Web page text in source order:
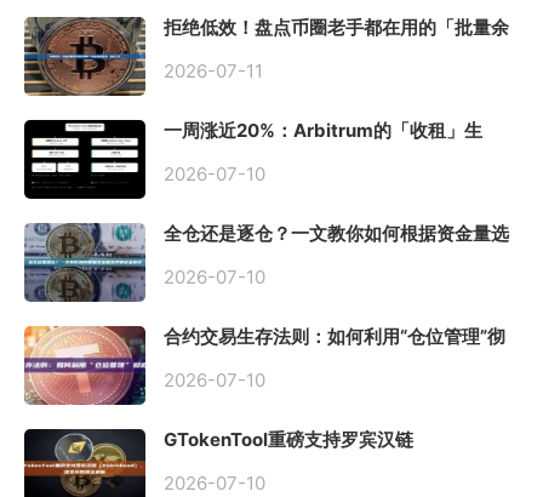
拒绝低效！盘点币圈老手都在用的「批量余
2026-07-11
一周涨近20%：Arbitrum的「收租」生
2026-07-10
全仓还是逐仓？一文教你如何根据资金量选
2026-07-10
合约交易生存法则：如何利用“仓位管理”彻
2026-07-10
GTokenTool重磅支持罗宾汉链
2026-07-10